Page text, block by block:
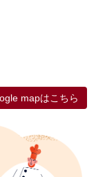
mapはこちら